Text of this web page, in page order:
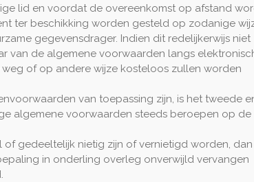
lid en voordat de overeenkomst op afstand
ter beschikking worden gesteld op zodanige
gegevensdrager. Indien dit redelijkerwijs niet
van de algemene voorwaarden langs
of op andere wijze kosteloos zullen worden
van toepassing zijn, is het tweede
algemene voorwaarden steeds beroepen op de
gedeeltelijk nietig zijn of vernietigd worden, dan
in onderling overleg onverwijld vervangen